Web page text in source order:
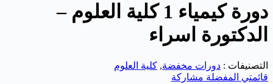
دورة كيمياء 1 كلية العلوم –
الدكتورة اسراء
التصنيفات : دورات مخفضة, كلية العلوم
قائمتي المفضلة مشاركة